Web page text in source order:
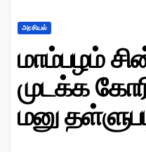
அரசியல்
மாம்பழம்
முடக்க
மனு